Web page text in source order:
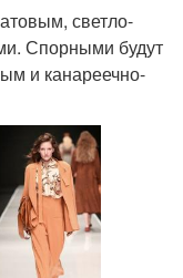
светло-
Спорными будут
и канареечно-